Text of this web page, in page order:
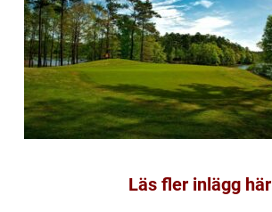
Läs fler inlägg här